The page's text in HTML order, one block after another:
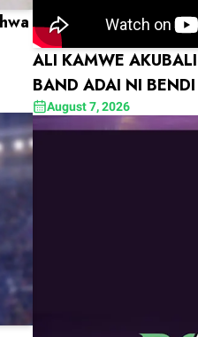
ALI KAMWE
BAND ADAI NI BENDI
August 7, 2026